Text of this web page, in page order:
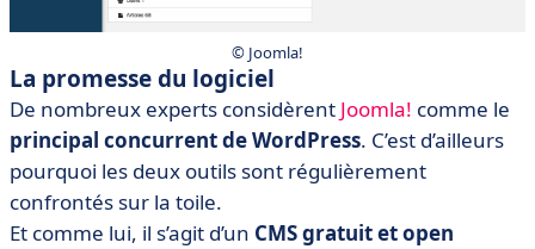
© Joomla!
La promesse du logiciel
De nombreux experts considèrent Joomla! comme le
principal concurrent de WordPress. C’est d’ailleurs
pourquoi les deux outils sont régulièrement
confrontés sur la toile.
Et comme lui, il s’agit d’un CMS gratuit et open